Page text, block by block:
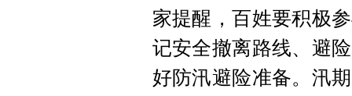
家提醒，百姓要积极
记安全撤离路线、避
好防汛避险准备。汛